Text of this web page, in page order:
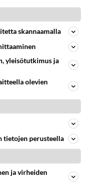
Kommentoi
Kommentoi
skannaamalla
yleisötutkimus ja
olevien
tietojen perusteella
ja virheiden